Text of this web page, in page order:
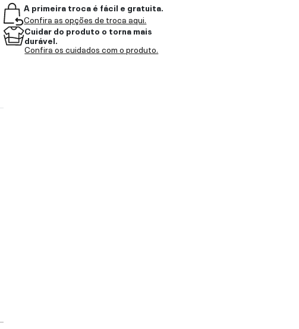
A primeira troca é fácil e gratuita.
Confira as opções de troca aqui.
Cuidar do produto o torna mais
durável.
Confira os cuidados com o produto.